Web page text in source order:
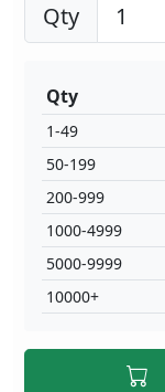
Qty
Qty
1-49
50-199
200-999
1000-4999
5000-9999
10000+